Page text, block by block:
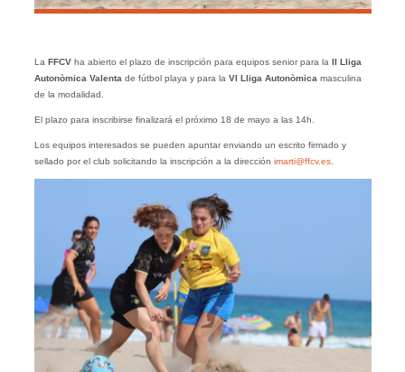
La FFCVha abierto el plazo de inscripción para equipos senior para la II Lliga
Autonòmica Valenta de fútbol playa y para la VI Lliga Autonòmica masculina
de la modalidad.
El plazo para inscribirse finalizará el próximo 18 de mayo a las 14h.
Los equipos interesados se pueden apuntar enviando un escrito firmado y
sellado por el club solicitando la inscripción a la dirección imarti@ffcv.es.